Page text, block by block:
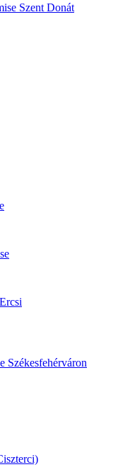
Szent Donát
Székesfehérváron